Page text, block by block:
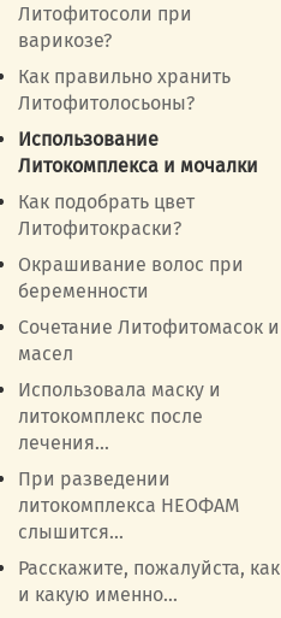
Литофитосоли при
варикозе?
Как правильно хранить
Литофитолосьоны?
Использование
Литокомплекса и мочалки
Как подобрать цвет
Литофитокраски?
Окрашивание волос при
беременности
Сочетание Литофитомасок и
масел
Использовала маску и
литокомплекс после
лечения...
При разведении
литокомплекса НЕОФАМ
слышится...
Расскажите, пожалуйста, как
и какую именно...